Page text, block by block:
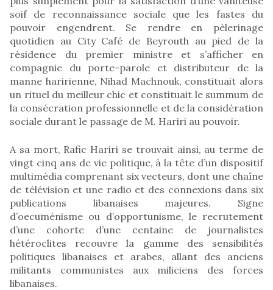
soif de reconnaissance sociale que les fastes du
pouvoir engendrent. Se rendre en pèlerinage
quotidien au City Café de Beyrouth au pied de la
résidence du premier ministre et s’afficher en
compagnie du porte-parole et distributeur de la
manne haririenne, Nihad Machnouk, constituait alors
un rituel du meilleur chic et constituait le summum de
la consécration professionnelle et de la considération
sociale durant le passage de M. Hariri au pouvoir.
A sa mort, Rafic Hariri se trouvait ainsi, au terme de
vingt cinq ans de vie politique, à la tête d’un dispositif
multimédia comprenant six vecteurs, dont une chaîne
de télévision et une radio et des connexions dans six
publications libanaises majeures. Signe
d’oecuménisme ou d’opportunisme, le recrutement
d’une cohorte d’une centaine de journalistes
hétéroclites recouvre la gamme des sensibilités
politiques libanaises et arabes, allant des anciens
militants communistes aux miliciens des forces
libanaises.